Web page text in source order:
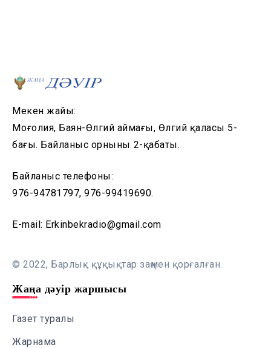
Мекен жайы:
Моңғолия, Баян-Өлгий аймағы, Өлгий қаласы 5-
бағы. Байланыс орнының 2-қабаты.
Байланыс телефоны:
976-94781797, 976-99419690.
E-mail: Erkinbekradio@gmail.com
© 2022, Барлық құқықтар заңмен қорғалған.
Жаңа дәуір жаршысы
Газет туралы
Жарнама